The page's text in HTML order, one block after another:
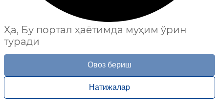
Ҳа, Бу портал ҳаётимда муҳим ўрин
туради
Овоз бериш
Натижалар